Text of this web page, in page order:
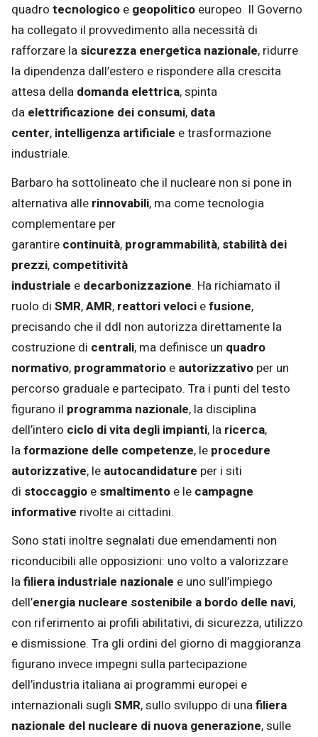
quadro tecnologico e geopolitico europeo. Il Governo
ha collegato il provvedimento alla necessità di
rafforzare la sicurezza energetica nazionale, ridurre
la dipendenza dall’estero e rispondere alla crescita
attesa della domanda elettrica, spinta
da elettrificazione dei consumi, data
center, intelligenza artificiale e trasformazione
industriale.
Barbaro ha sottolineato che il nucleare non si pone in
alternativa alle rinnovabili, ma come tecnologia
complementare per
garantire continuità, programmabilità, stabilità dei
prezzi, competitività
industriale e decarbonizzazione. Ha richiamato il
ruolo di SMR,AMR, reattori veloci efusione,
precisando che il ddl non autorizza direttamente la
costruzione di centrali, ma definisce un quadro
normativo, programmatorio e autorizzativo per un
percorso graduale e partecipato. Tra i punti del testo
figurano il programma nazionale, la disciplina
dell’intero ciclo di vita degli impianti, la ricerca,
laformazione delle competenze, le procedure
autorizzative, le autocandidature per i siti
di stoccaggio e smaltimento e le campagne
informative rivolte ai cittadini.
Sono stati inoltre segnalati due emendamenti non
riconducibili alle opposizioni: uno volto a valorizzare
lafiliera industriale nazionale e uno sull’impiego
dell’energia nucleare sostenibile a bordo delle navi,
con riferimento ai profili abilitativi, di sicurezza, utilizzo
e dismissione. Tra gli ordini del giorno di maggioranza
figurano invece impegni sulla partecipazione
dell’industria italiana ai programmi europei e
internazionali sugli SMR, sullo sviluppo di unafiliera
nazionale del nucleare di nuova generazione, sulle